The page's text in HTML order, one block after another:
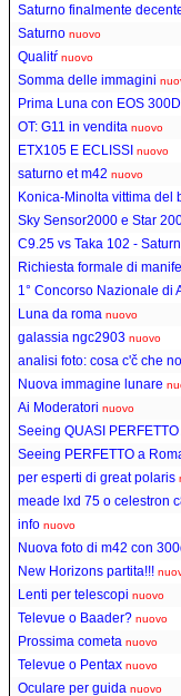
Saturno finalmente
Saturno nuovo
Qualitŕ nuovo
Somma delle immagini
Prima Luna con EOS 300D
OT: G11 in vendita nuovo
ETX105 E ECLISSI nuovo
saturno et m42 nuovo
Konica-Minolta vittima del
Sky Sensor2000 e Star
C9.25 vs Taka 102 -
Richiesta formale di
1° Concorso Nazionale di
Luna da roma nuovo
galassia ngc2903 nuovo
analisi foto: cosa c'č che
Nuova immagine lunare
Ai Moderatori nuovo
Seeing QUASI PERFETTO
Seeing PERFETTO a
per esperti di great polaris
meade lxd 75 o celestron
info nuovo
Nuova foto di m42 con
New Horizons partita!!!
Lenti per telescopi nuovo
Televue o Baader? nuovo
Prossima cometa nuovo
Televue o Pentax nuovo
Oculare per guida nuovo